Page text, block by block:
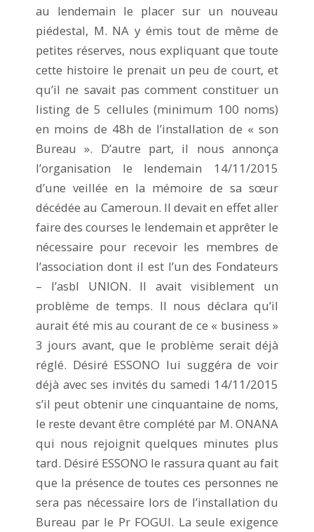
au lendemain le placer sur un nouveau
piédestal, M. NA y émis tout de même de
petites réserves, nous expliquant que toute
cette histoire le prenait un peu de court, et
qu’il ne savait pas comment constituer un
listing de 5 cellules (minimum 100 noms)
en moins de 48h de l’installation de « son
Bureau ». D’autre part, il nous annonça
l’organisation le lendemain 14/11/2015
d’une veillée en la mémoire de sa sœur
décédée au Cameroun. Il devait en effet aller
faire des courses le lendemain et apprêter le
nécessaire pour recevoir les membres de
l’association dont il est l’un des Fondateurs
– l’asbl UNION. Il avait visiblement un
problème de temps. Il nous déclara qu’il
aurait été mis au courant de ce « business »
3 jours avant, que le problème serait déjà
réglé. Désiré ESSONO lui suggéra de voir
déjà avec ses invités du samedi 14/11/2015
s’il peut obtenir une cinquantaine de noms,
le reste devant être complété par M. ONANA
qui nous rejoignit quelques minutes plus
tard. Désiré ESSONO le rassura quant au fait
que la présence de toutes ces personnes ne
sera pas nécessaire lors de l’installation du
Bureau par le Pr FOGUI. La seule exigence